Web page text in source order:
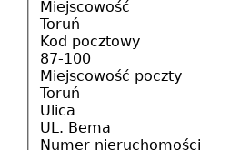
Miejscowość
Toruń
Kod pocztowy
87-100
Miejscowość poczty
Toruń
Ulica
UL. Bema
Numer nieruchomości